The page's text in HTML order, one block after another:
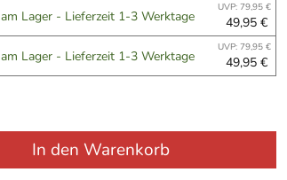
am Lager - Lieferzeit 1-3 Werktage UVP: 79,95 €
49,95 €
am Lager - Lieferzeit 1-3 Werktage UVP: 79,95 €
49,95 €
In den Warenkorb